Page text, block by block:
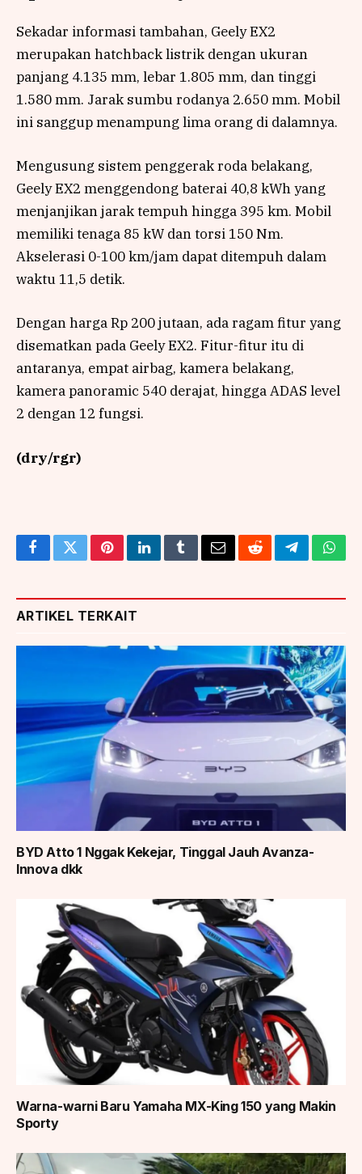
Sekadar informasi tambahan, Geely EX2
merupakan hatchback listrik dengan ukuran
panjang 4.135 mm, lebar 1.805 mm, dan tinggi
1.580 mm. Jarak sumbu rodanya 2.650 mm. Mobil
ini sanggup menampung lima orang di dalamnya.
Mengusung sistem penggerak roda belakang,
Geely EX2 menggendong baterai 40,8 kWh yang
menjanjikan jarak tempuh hingga 395 km. Mobil
memiliki tenaga 85 kW dan torsi 150 Nm.
Akselerasi 0-100 km/jam dapat ditempuh dalam
waktu 11,5 detik.
Dengan harga Rp 200 jutaan, ada ragam fitur yang
disematkan pada Geely EX2. Fitur-fitur itu di
antaranya, empat airbag, kamera belakang,
kamera panoramic 540 derajat, hingga ADAS level
2 dengan 12 fungsi.
(dry/rgr)
FacebookTwitterPinterestLinkedInTumblrEmailRedditTelegram
ARTIKEL TERKAIT
BYD Atto 1 Nggak Kekejar, Tinggal Jauh Avanza-
Innova dkk
Warna-warni Baru Yamaha MX-King 150 yang Makin
Sporty